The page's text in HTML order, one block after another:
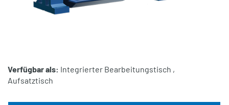
Verfügbar als: Integrierter Bearbeitungstisch ,
Aufsatztisch